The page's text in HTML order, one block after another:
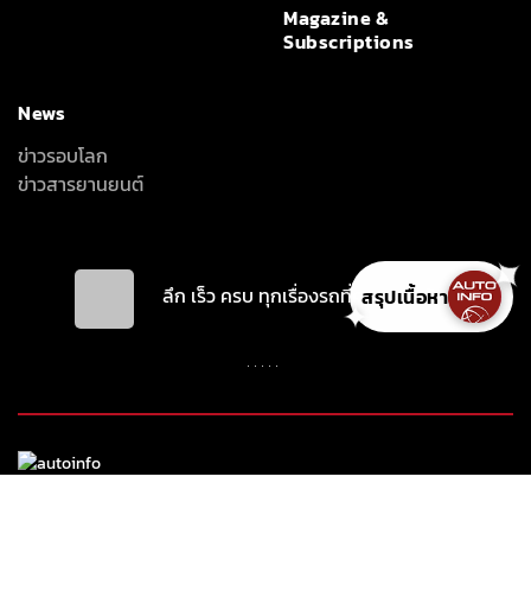
✦สรุปเนื้อหา
Magazine &
Subscriptions
News
ข่าวรอบโลก
ข่าวสารยานยนต์
ลึก เร็ว ครบ ทุกเรื่องรถที่คุณอยากรู้